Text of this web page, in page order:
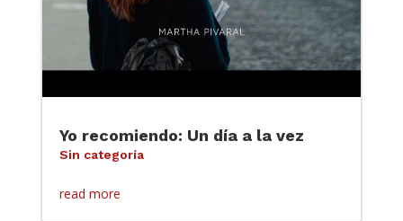
Yo recomiendo: Un día a la vez
Sin categoría
read more